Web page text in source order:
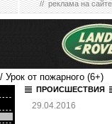
//реклама на сайте
Урок от пожарного (6+)
ПРОИСШЕСТВИЯ
29.04.2016